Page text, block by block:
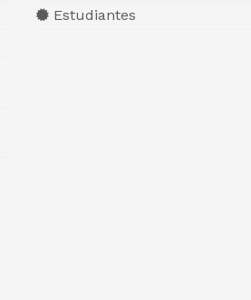
Estudiantes